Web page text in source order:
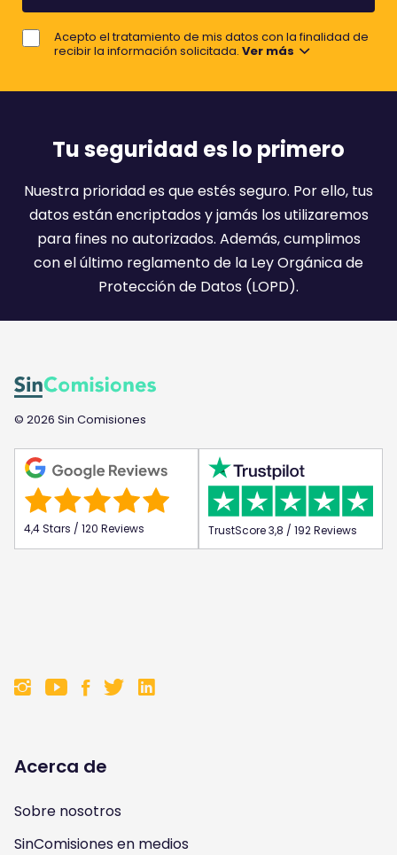
r
e
j
o
e
Acepto el tratamiento de mis datos con la finalidad de
recibir la información solicitada. Ver más
Tu seguridad es lo primero
Nuestra prioridad es que estés seguro. Por ello, tus
datos están encriptados y jamás los utilizaremos
para fines no autorizados. Además, cumplimos
con el último reglamento de la Ley Orgánica de
Protección de Datos (LOPD).
© 2026 Sin Comisiones
4,4 Stars / 120 Reviews TrustScore 3,8 / 192 Reviews
F
l
l
o
F
l
o
F
l
o
F
l
o
Acerca de
Sobre nosotros
SinComisiones en medios